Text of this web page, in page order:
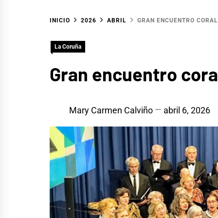
INICIO 2026 ABRIL GRAN ENCUENTRO CORAL
La Coruña
Gran encuentro
Mary Carmen Calviño abril 6, 2026